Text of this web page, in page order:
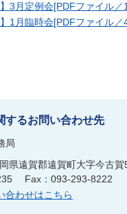
】3月定例会[PDFファイル／
】1月臨時会[PDFファイル／
するお問い合わせ先
局
県遠賀郡遠賀町大字今古
Fax：093-293-8222
合わせはこちら